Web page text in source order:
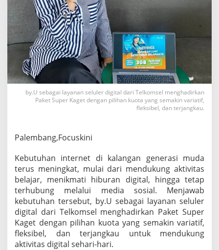
m
a
t
,
b
y
.
U
a
d
i
n
a
k
e
t
S
u
e
r
K
a
by.U sebagai layanan seluler digital dari Telkomsel menghadirkan
Paket Super Kaget dengan pilihan kuota yang semakin variatif,
fleksibel, dan terjangkau.
Palembang,Focuskini
Kebutuhan internet di kalangan generasi muda
terus meningkat, mulai dari mendukung aktivitas
belajar, menikmati hiburan digital, hingga tetap
terhubung melalui media sosial. Menjawab
kebutuhan tersebut, by.U sebagai layanan seluler
digital dari Telkomsel menghadirkan Paket Super
Kaget dengan pilihan kuota yang semakin variatif,
fleksibel, dan terjangkau untuk mendukung
aktivitas digital sehari-hari.